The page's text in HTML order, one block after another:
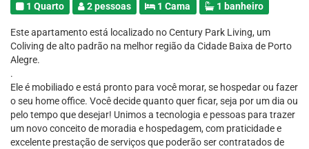
1 Quarto 2 pessoas 1 Cama 1 banheiro
Este apartamento está localizado no Century Park Living, um
Coliving de alto padrão na melhor região da Cidade Baixa de Porto
Alegre.
.
Ele é mobiliado e está pronto para você morar, se hospedar ou fazer
o seu home office. Você decide quanto quer ficar, seja por um dia ou
pelo tempo que desejar! Unimos a tecnologia e pessoas para trazer
um novo conceito de moradia e hospedagem, com praticidade e
excelente prestação de serviços que poderão ser contratados de